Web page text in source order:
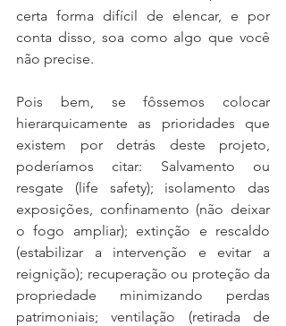
certa forma difícil de elencar, e por
conta disso, soa como algo que você
não precise.
Pois bem, se fôssemos colocar
hierarquicamente as prioridades que
existem por detrás deste projeto,
poderíamos citar: Salvamento ou
resgate (life safety); isolamento das
exposições, confinamento (não deixar
o fogo ampliar); extinção e rescaldo
(estabilizar a intervenção e evitar a
reignição); recuperação ou proteção da
propriedade minimizando perdas
patrimoniais; ventilação (retirada de